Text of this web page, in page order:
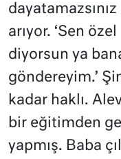
arıyor. ‘Sen
diyorsun ya
göndereyim.’
kadar haklı.
bir eğitimden
yapmış. Baba